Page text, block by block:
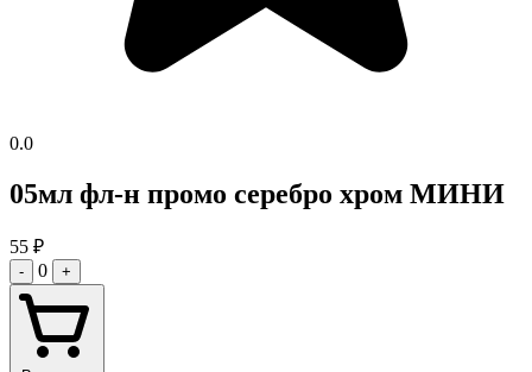
0.0
05мл фл-н промо серебро хром МИНИ
55 ₽
- 0 +